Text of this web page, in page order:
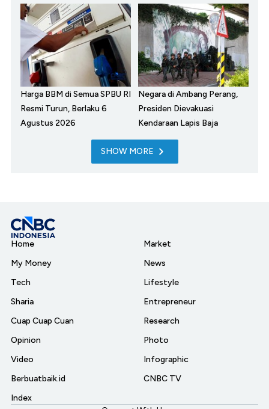
Harga BBM di Semua SPBU RI
Resmi Turun, Berlaku 6
Agustus 2026
Negara di Ambang Perang,
Presiden Dievakuasi
Kendaraan Lapis Baja
SHOW MORE
Home
My Money
Tech
Sharia
Cuap Cuap Cuan
Opinion
Video
Berbuatbaik.id
Index
Market
News
Lifestyle
Entrepreneur
Research
Photo
Infographic
CNBC TV